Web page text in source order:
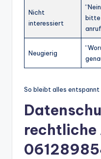
Nicht
interessiert
bitte
Neugierig
So bleibt alles entspannt
rechtliche